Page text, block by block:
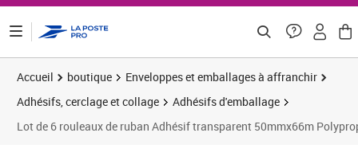
Accueil boutique
Enveloppes et emballages à affranchir
Adhésifs, cerclage et collage
Adhésifs d'emballage
Lot de 6 rouleaux de ruban Adhésif transparent 50mmx66m